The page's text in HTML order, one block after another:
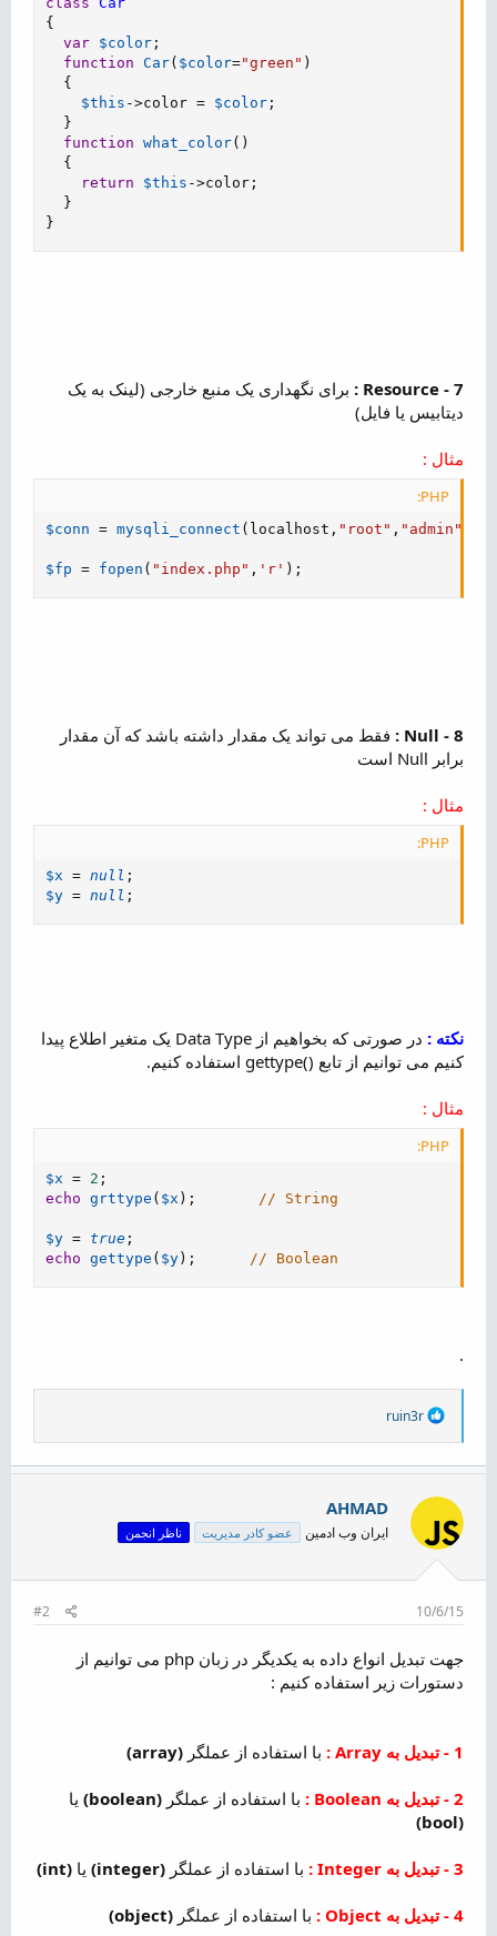
{
var $color ;
function Car( $color="green" )
{
$this ->color = $color ;
}
function what_color( )
{
return
$this ->color ;
}
}
7 - Resource :
برای نگهداری یک منبع خارجی (لینک به یک
دیتابیس یا فایل)
مثال :
PHP:
$conn = mysqli_connect ( localhost , "root" , "admin"
$fp = fopen ( "index.php" , 'r' ) ;
8 - Null :
فقط می تواند یک مقدار داشته باشد که آن مقدار
برابر Null است
مثال :
PHP:
$x = null ;
$y = null ;
نکته :
در صورتی که بخواهیم از Data Type یک متغیر اطلاع پیدا
کنیم می توانیم از تابع ()gettype استفاده کنیم.
مثال :
PHP:
$x = 2 ;
echo grttype ( $x ) ; // String
$y = true ;
echo gettype ( $y ) ; // Boolean
.
R
a
c
i
n
:
ruin3r
AHMAD
ایران وب ادمین عضو کادر مدیریت ناظر انجمن
10/6/15
#2
جهت تبدیل انواع داده به یکدیگر در زبان php می توانیم از
دستورات زیر استفاده کنیم :
1 - تبدیل به Array : با استفاده از عملگر (array)
2 - تبدیل به Boolean : با استفاده از عملگر (boolean)
یا
(bool)
3 - تبدیل به Integer : با استفاده از عملگر (integer) یا (int)
4 - تبدیل به Object : با استفاده از عملگر (object)